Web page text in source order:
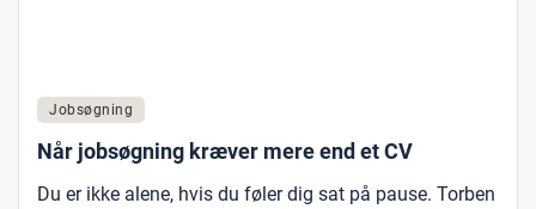
Jobsøgning
Når jobsøgning kræver mere end et CV
Du er ikke alene, hvis du føler dig sat på pause. Torben